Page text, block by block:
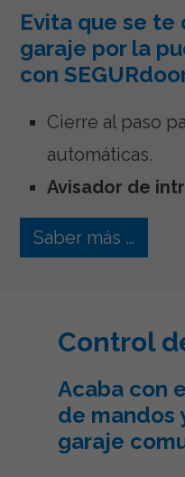
Evita que se te
garaje por la
con
Cierre al paso
automáticas.
Avisador de
Saber más …
Control
Acaba con
de mandos
garaje